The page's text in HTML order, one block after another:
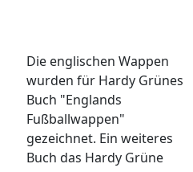
Die englischen Wappen
wurden für Hardy Grünes
Buch "Englands
Fußballwappen"
gezeichnet. Ein weiteres
Buch das Hardy Grüne